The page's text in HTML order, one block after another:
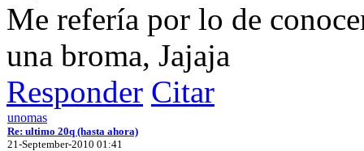
Me refería por lo de
una broma, Jajaja
Responder Citar
unomas
Re: ultimo 20q (hasta ahora)
21-September-2010 01:41